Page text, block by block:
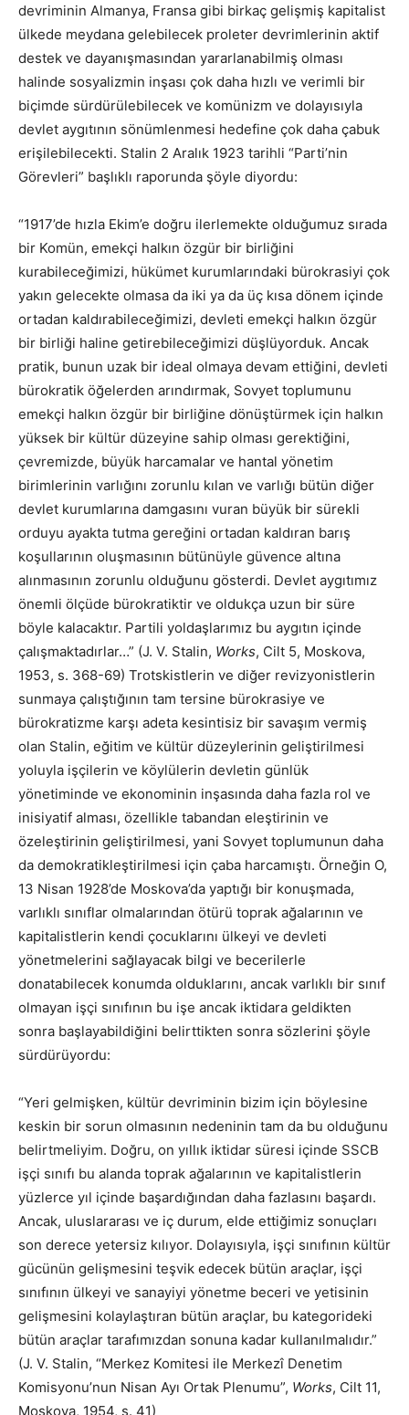
devriminin Almanya, Fransa gibi birkaç gelişmiş kapitalist
ülkede meydana gelebilecek proleter devrimlerinin aktif
destek ve dayanışmasından yararlanabilmiş olması
halinde sosyalizmin inşası çok daha hızlı ve verimli bir
biçimde sürdürülebilecek ve komünizm ve dolayısıyla
devlet aygıtının sönümlenmesi hedefine çok daha çabuk
erişilebilecekti. Stalin 2 Aralık 1923 tarihli “Parti’nin
Görevleri” başlıklı raporunda şöyle diyordu:
“1917’de hızla Ekim’e doğru ilerlemekte olduğumuz sırada
bir Komün, emekçi halkın özgür bir birliğini
kurabileceğimizi, hükümet kurumlarındaki bürokrasiyi çok
yakın gelecekte olmasa da iki ya da üç kısa dönem içinde
ortadan kaldırabileceğimizi, devleti emekçi halkın özgür
bir birliği haline getirebileceğimizi düşlüyorduk. Ancak
pratik, bunun uzak bir ideal olmaya devam ettiğini, devleti
bürokratik öğelerden arındırmak, Sovyet toplumunu
emekçi halkın özgür bir birliğine dönüştürmek için halkın
yüksek bir kültür düzeyine sahip olması gerektiğini,
çevremizde, büyük harcamalar ve hantal yönetim
birimlerinin varlığını zorunlu kılan ve varlığı bütün diğer
devlet kurumlarına damgasını vuran büyük bir sürekli
orduyu ayakta tutma gereğini ortadan kaldıran barış
koşullarının oluşmasının bütünüyle güvence altına
alınmasının zorunlu olduğunu gösterdi. Devlet aygıtımız
önemli ölçüde bürokratiktir ve oldukça uzun bir süre
böyle kalacaktır. Partili yoldaşlarımız bu aygıtın içinde
çalışmaktadırlar…” (J. V. Stalin, Works, Cilt 5, Moskova,
1953, s. 368-69) Trotskistlerin ve diğer revizyonistlerin
sunmaya çalıştığının tam tersine bürokrasiye ve
bürokratizme karşı adeta kesintisiz bir savaşım vermiş
olan Stalin, eğitim ve kültür düzeylerinin geliştirilmesi
yoluyla işçilerin ve köylülerin devletin günlük
yönetiminde ve ekonominin inşasında daha fazla rol ve
inisiyatif alması, özellikle tabandan eleştirinin ve
özeleştirinin geliştirilmesi, yani Sovyet toplumunun daha
da demokratikleştirilmesi için çaba harcamıştı. Örneğin O,
13 Nisan 1928’de Moskova’da yaptığı bir konuşmada,
varlıklı sınıflar olmalarından ötürü toprak ağalarının ve
kapitalistlerin kendi çocuklarını ülkeyi ve devleti
yönetmelerini sağlayacak bilgi ve becerilerle
donatabilecek konumda olduklarını, ancak varlıklı bir sınıf
olmayan işçi sınıfının bu işe ancak iktidara geldikten
sonra başlayabildiğini belirttikten sonra sözlerini şöyle
sürdürüyordu:
“Yeri gelmişken, kültür devriminin bizim için böylesine
keskin bir sorun olmasının nedeninin tam da bu olduğunu
belirtmeliyim. Doğru, on yıllık iktidar süresi içinde SSCB
işçi sınıfı bu alanda toprak ağalarının ve kapitalistlerin
yüzlerce yıl içinde başardığından daha fazlasını başardı.
Ancak, uluslararası ve iç durum, elde ettiğimiz sonuçları
son derece yetersiz kılıyor. Dolayısıyla, işçi sınıfının kültür
gücünün gelişmesini teşvik edecek bütün araçlar, işçi
sınıfının ülkeyi ve sanayiyi yönetme beceri ve yetisinin
gelişmesini kolaylaştıran bütün araçlar, bu kategorideki
bütün araçlar tarafımızdan sonuna kadar kullanılmalıdır.”
(J. V. Stalin, “Merkez Komitesi ile Merkezî Denetim
Komisyonu’nun Nisan Ayı Ortak Plenumu”, Works, Cilt 11,
Moskova, 1954, s. 41)